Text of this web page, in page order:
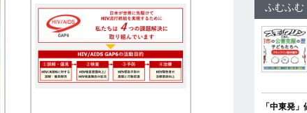
ふむふむ
「中東発